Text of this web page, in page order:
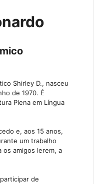
Shirley D., nasceu
de 1970. É
Plena em Língua
e, aos 15 anos,
um trabalho
os amigos lerem, a
de